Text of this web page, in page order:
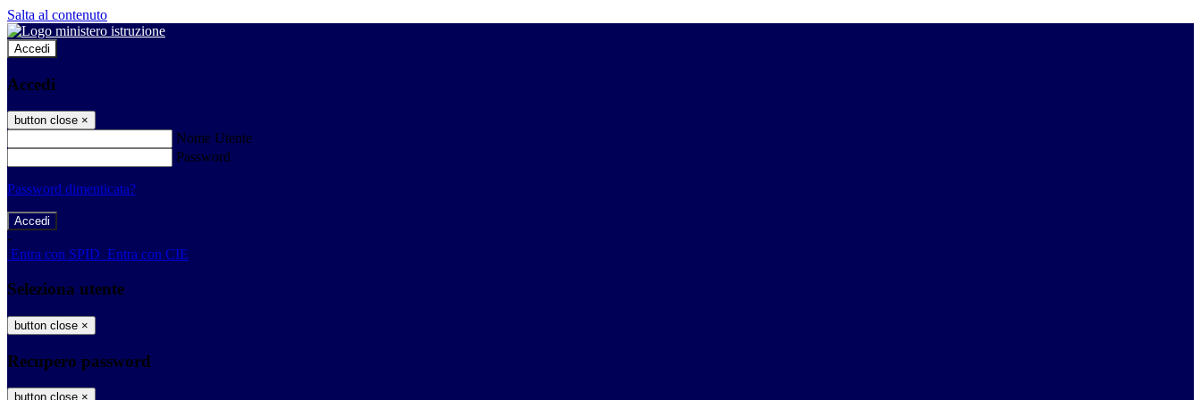
Salta al contenuto
Accedi
Accedi
button close ×
Nome Utente
Password
Password dimenticata?
-
Entra con SPID Entra con CIE
Seleziona utente
button close ×
Recupero password
button close ×